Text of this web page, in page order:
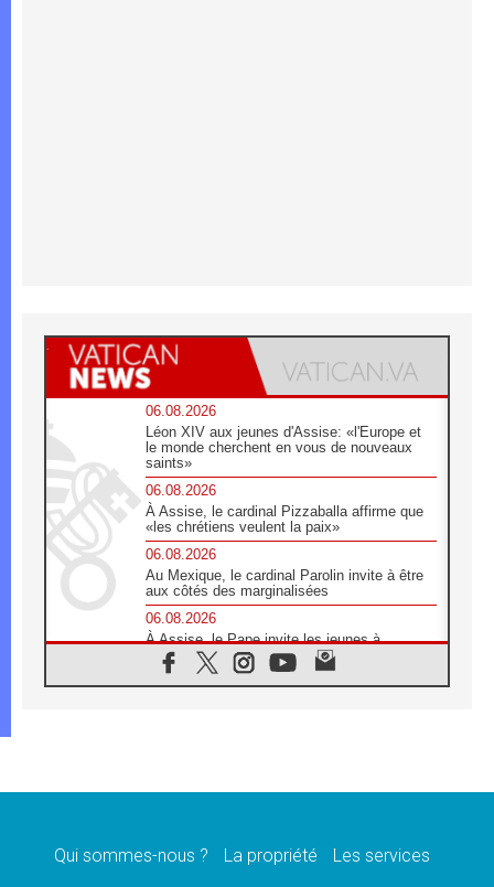
06.08.2026
Léon XIV aux jeunes d'Assise: «l'Europe et
le monde cherchent en vous de nouveaux
saints»
06.08.2026
À Assise, le cardinal Pizzaballa affirme que
«les chrétiens veulent la paix»
06.08.2026
Au Mexique, le cardinal Parolin invite à être
aux côtés des marginalisées
06.08.2026
À Assise, le Pape invite les jeunes à
«construire la civilisation de l'amour»
05.08.2026
d'entendre ceux qui bénissent la guerre»
Qui sommes-nous ? La propriété
Les services